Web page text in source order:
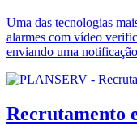
Uma das tecnologias
alarmes com vídeo
enviando uma
Recrutamento